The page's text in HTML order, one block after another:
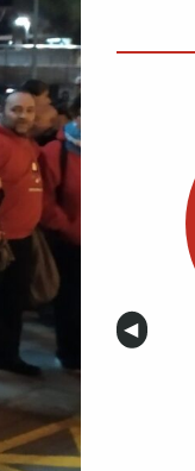
Anterior
◀︎